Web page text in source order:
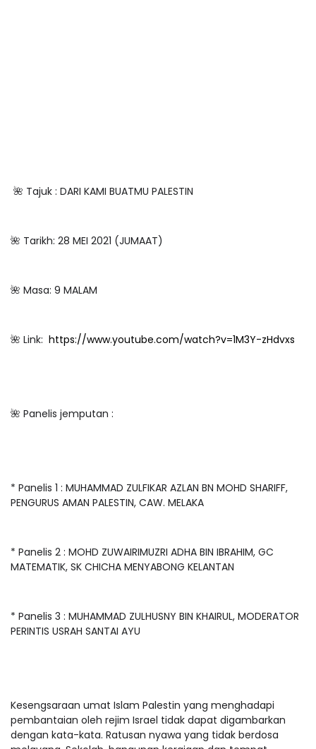
🌺 Tajuk : DARI KAMI BUATMU PALESTIN
🌺 Tarikh: 28 MEI 2021 (JUMAAT)
🌺 Masa: 9 MALAM
🌺 Link: https://www.youtube.com/watch?v=1M3Y-zHdvxs
🌺 Panelis jemputan :
* Panelis 1 : MUHAMMAD ZULFIKAR AZLAN BN MOHD SHARIFF,
PENGURUS AMAN PALESTIN, CAW. MELAKA
* Panelis 2 : MOHD ZUWAIRIMUZRI ADHA BIN IBRAHIM, GC
MATEMATIK, SK CHICHA MENYABONG KELANTAN
* Panelis 3 : MUHAMMAD ZULHUSNY BIN KHAIRUL, MODERATOR
PERINTIS USRAH SANTAI AYU
Kesengsaraan umat Islam Palestin yang menghadapi
pembantaian oleh rejim Israel tidak dapat digambarkan
dengan kata-kata. Ratusan nyawa yang tidak berdosa